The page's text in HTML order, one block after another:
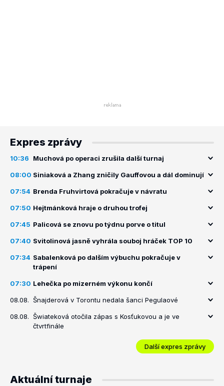
Expres zprávy
10:36 Muchová po operaci zrušila další turnaj
08:00 Siniaková a Zhang zničily Gauffovou a dál dominují
07:54 Brenda Fruhvirtová pokračuje v návratu
07:50 Hejtmánková hraje o druhou trofej
07:45 Palicová se znovu po týdnu porve o titul
07:40 Svitolinová jasně vyhrála souboj hráček TOP 10
07:34 Sabalenková po dalším výbuchu pokračuje v
trápení
07:30 Lehečka po mizerném výkonu končí
08.08. Šnajderová v Torontu nedala šanci Pegulaové
08.08. Šwiateková otočila zápas s Kosťukovou a je ve
čtvrtfinále
Další expres zprávy
Aktuální turnaje